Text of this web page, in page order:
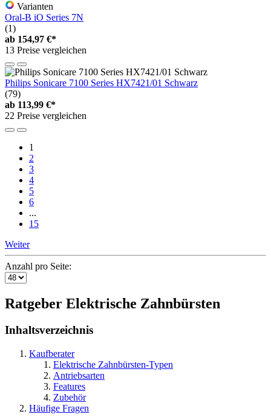
Varianten
Oral-B iO Series 7N
(1)
ab 154,97 €*
13 Preise vergleichen
Philips Sonicare 7100 Series HX7421/01 Schwarz
(79)
ab 113,99 €*
22 Preise vergleichen
1
2
3
4
5
6
...
15
Weiter
Anzahl pro Seite:
Ratgeber Elektrische Zahnbürsten
Inhaltsverzeichnis
Kaufberater
Elektrische Zahnbürsten-Typen
Antriebsarten
Features
Zubehör
Häufige Fragen